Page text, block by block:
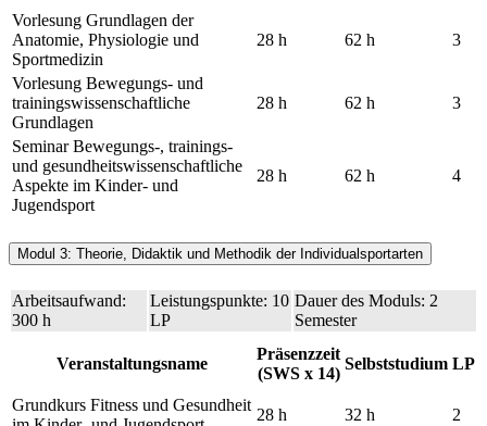
Vorlesung Grundlagen der
Anatomie, Physiologie und
Sportmedizin
28 h 62 h 3
Vorlesung Bewegungs- und
trainingswissenschaftliche
Grundlagen
28 h 62 h 3
Seminar Bewegungs-, trainings-
und gesundheitswissenschaftliche
Aspekte im Kinder- und
Jugendsport
28 h 62 h 4
Modul 3: Theorie, Didaktik und Methodik der Individualsportarten
Arbeitsaufwand:
300 h
Leistungspunkte: 10
LP
Dauer des Moduls: 2
Semester
Veranstaltungsname
Präsenzzeit
(SWS x 14)
Selbststudium LP
Grundkurs Fitness und Gesundheit
28 h 32 h 2